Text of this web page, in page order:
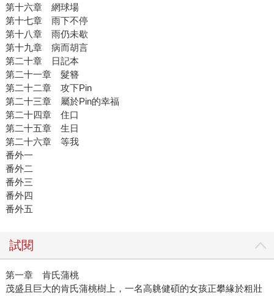
第十六章 網球場
第十七章 雨下不停
第十八章 雨仍未歇
第十九章 病而胡言
第二十章 日記本
第二十一章 髮簪
第二十二章 攻下Pin
第二十三章 屬於Pin的幸福
第二十四章 住口
第二十五章 生日
第二十六章 等我
番外一
番外二
番外三
番外四
番外五
試閱
第一章 肯氏蒲桃
茂盛且巨大的肯氏蒲桃樹上，一名高䠷健碩的女孩正攀緣於粗壯